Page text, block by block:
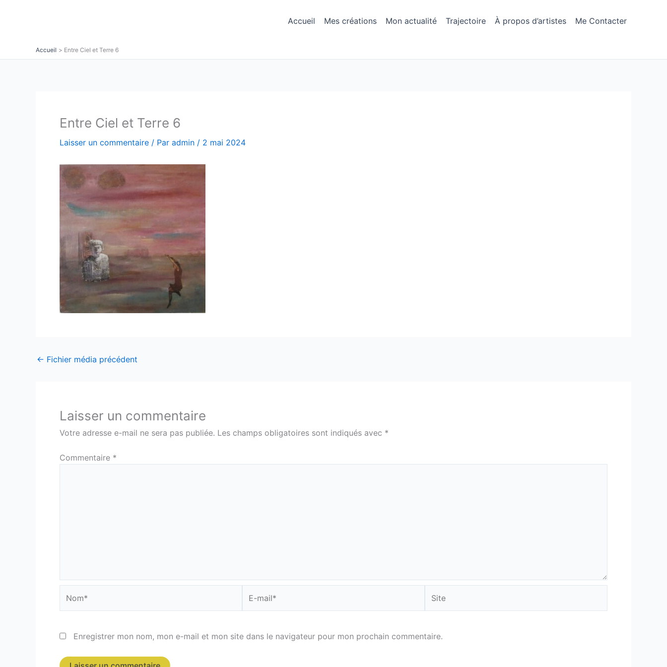
Accueil Mes créations Mon actualité Trajectoire À propos d’artistes Me Contacter
Accueil Entre Ciel et Terre 6
Entre Ciel et Terre 6
Laisser un commentaire / Par admin / 2 mai 2024
← Fichier média précédent
Laisser un commentaire
Votre adresse e-mail ne sera pas publiée. Les champs obligatoires sont indiqués avec *
Commentaire *
mail*
Enregistrer mon nom, mon e-mail et mon site dans le navigateur pour mon prochain commentaire.